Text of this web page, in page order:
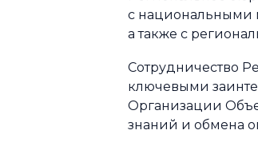
с национальными
а также с
Сотрудничество
ключевыми
Организации
знаний и обмена